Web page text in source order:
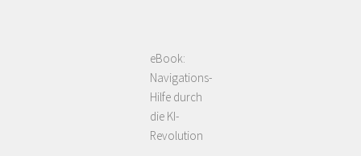
eBook:
Navigations-
Hilfe durch
die KI-
Revolution